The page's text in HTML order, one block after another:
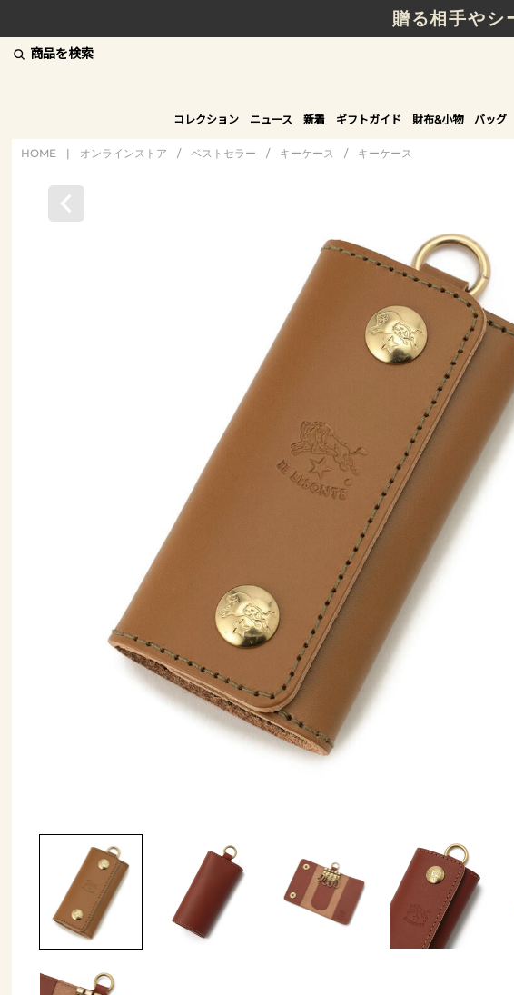
贈る相手やシ
商品を検索
コレクション ニュース 新着 ギフトガイド 財布&小物 バッグ
HOME | オンラインストア / ベストセラー / キーケース / キーケース